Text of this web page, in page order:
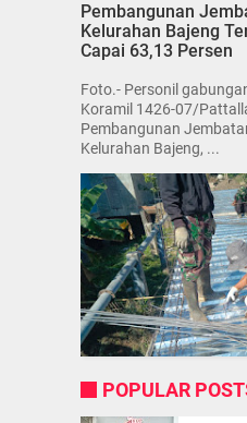
Pembangunan
Kelurahan Bajeng
Capai 63,13 Persen
Foto.- Personil
Koramil 1426-07/
Pembangunan
Kelurahan Bajeng, ...
POPULAR